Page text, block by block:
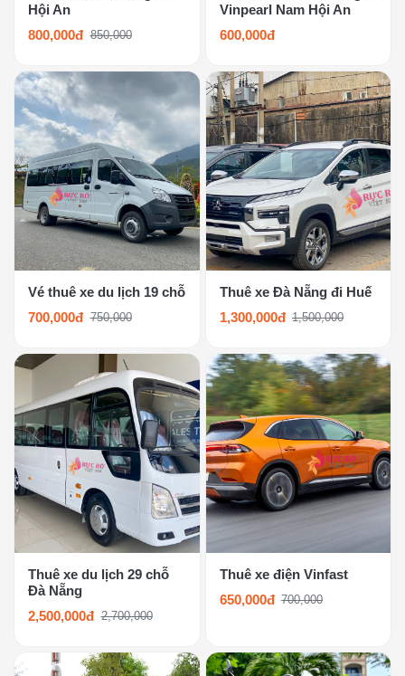
Hội An
800,000đ 850,000
Vinpearl Nam Hội An
600,000đ
Vé thuê xe du lịch 19 chỗ
700,000đ 750,000
Thuê xe Đà Nẵng đi Huế
1,300,000đ 1,500,000
Thuê xe du lịch 29 chỗ
Đà Nẵng
2,500,000đ 2,700,000
Thuê xe điện Vinfast
650,000đ 700,000